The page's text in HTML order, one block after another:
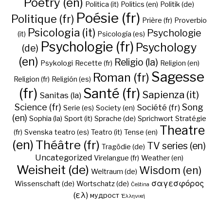
Poetry (en) Politica (it) Politics (en) Politik (de)
Politique (fr) Poésie (fr) Prière (fr) Proverbio
(it) Psicologia (it) Psicología (es) Psychologie
(de) Psychologie (fr) Psychology
(en) Psykologi Recette (fr) Religio (la) Religion (en)
Religion (fr) Religión (es) Roman (fr) Sagesse
(fr) Sanitas (la) Santé (fr) Sapienza (it)
Science (fr) Serie (es) Society (en) Société (fr) Song
(en) Sophia (la) Sport (it) Sprache (de) Sprichwort Stratégie
(fr) Svenska teatro (es) Teatro (it) Tense (en) Theatre
(en) Théâtre (fr) Tragödie (de) TV series (en)
Uncategorized Virelangue (fr) Weather (en)
Weisheit (de) Weltraum (de) Wisdom (en)
Wissenschaft (de) Wortschatz (de) Čeština σαγεσφόρος
(ελ) мудрост Ἑλληνική